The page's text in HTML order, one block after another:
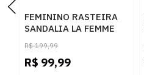
FEMININO RASTEIRA
SANDALIA LA FEMME
34093 NAPA AREIA
R$ 199,99
R$ 99,99